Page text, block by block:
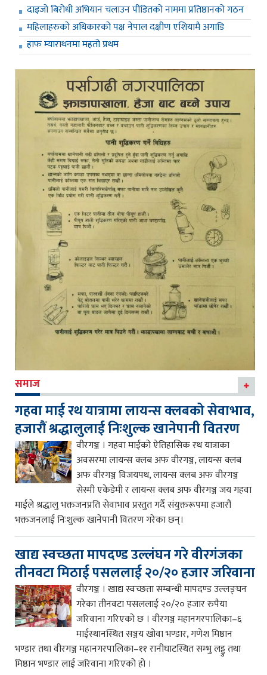
दाइजो बिरोधी अभियान चलाउन पीडितको नाममा प्रतिष्ठानको गठन
महिलाहरुको अधिकारको पक्ष नेपाल दक्षीण एशियामै अगाडि
हाफ म्याराथनमा महतो प्रथम
समाज
गहवा माई रथ यात्रामा लायन्स क्लबको सेवाभाव,
हजारौं श्रद्धालुलाई निःशुल्क खानेपानी वितरण
वीरगञ्ज । गहवा माईको ऐतिहासिक रथ यात्राका
अवसरमा लायन्स क्लब अफ वीरगञ्ज, लायन्स क्लब
अफ वीरगञ्ज विजयपथ, लायन्स क्लब अफ वीरगञ्ज
सेस्मी एकेडेमी र लायन्स क्लब अफ वीरगञ्ज जय गहवा
माईले श्रद्धालु भक्तजनप्रति सेवाभाव प्रस्तुत गर्दै संयुक्तरूपमा हजारौं
भक्तजनलाई निःशुल्क खानेपानी वितरण गरेका छन्।
खाद्य स्वच्छता मापदण्ड उल्लंघन गरे वीरगंजका
तीनवटा मिठाई पसललाई २०/२० हजार जरिवाना
वीरगञ्ज । खाद्य स्वच्छता सम्बन्धी मापदण्ड उल्लङ्घन
गरेका तीनवटा पसललाई २०/२० हजार रुपैया
जरिवाना गरिएको छ । वीरगञ्ज महानगरपालिका–६
माईस्थानस्थित सञ्जय खोवा भण्डार, गणेश मिष्ठान
भण्डार तथा वीरगञ्ज महानगरपालिका–११ रानीघाटस्थित सम्भु लड्डु तथा
मिष्ठान भण्डार लाई जरिवाना गरिएको हो ।